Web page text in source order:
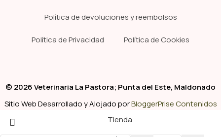
Política de devoluciones y reembolsos
Política de Privacidad Política de Cookies
© 2026 Veterinaria La Pastora; Punta del Este, Maldonado
Sitio Web Desarrollado y Alojado porBloggerPrise Contenidos
Tienda